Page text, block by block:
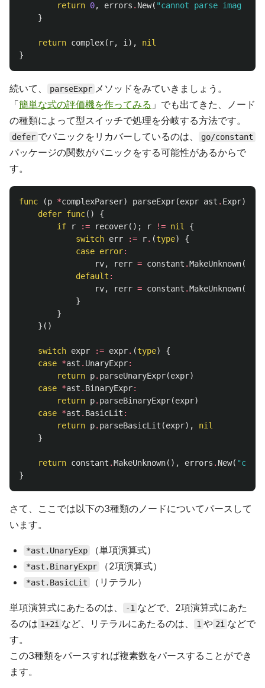
return 0, errors . New( "cannot parse imag
}
return complex( r, i ),
nil
}
続いて、 parseExpr メソッドをみていきましょう。
「簡単な式の評価機を作ってみる 」でも出てきた、ノード
の種類によって型スイッチで処理を分岐する方法です。
defer でパニックをリカバーしているのは、 go/constant
パッケージの関数がパニックをする可能性があるからで
す。
func (p *complexParser) parseExpr(expr ast . Expr)
defer func()
{
if
r := recover(); r != nil
{
switch err := r. (type)
{
case error:
rv, rerr = constant .MakeUnknown(),
default :
rv, rerr = constant .MakeUnknown(),
}
}
}()
switch expr := expr. (type)
{
case *ast . UnaryExpr:
return p. parseUnaryExpr(expr)
case *ast . BinaryExpr:
return p. parseBinaryExpr(expr)
case *ast . BasicLit :
return p. parseBasicLit (expr),
nil
}
return constant .MakeUnknown(), errors . New(
}
さて、ここでは以下の3種類のノードについてパースして
います。
*ast.UnaryExp （単項演算式）
*ast.BinaryExpr （2項演算式）
*ast.BasicLit （リテラル）
単項演算式にあたるのは、 -1 などで、2項演算式にあた
るのは 1+2i など、リテラルにあたるのは、 1 や 2i などで
す。
この3種類をパースすれば複素数をパースすることができ
ます。